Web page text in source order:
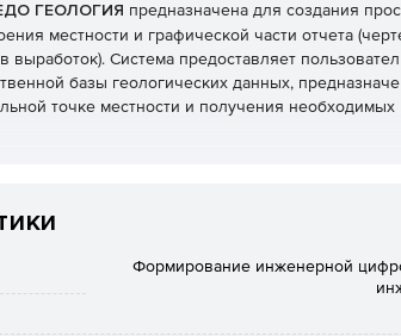
ГЕОЛОГИЯ предназначена для создания
местности и графической части отчета
выработок). Система предоставляет
базы геологических данных,
точке местности и получения
в связке с остальными системами
Формирование инженерной